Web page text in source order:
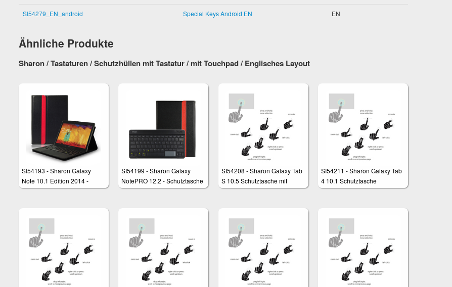
SI54279_EN_android Special Keys Android EN EN
Ähnliche Produkte
Sharon / Tastaturen / Schutzhüllen mit Tastatur / mit Touchpad / Englisches Layout
SI54193 - Sharon Galaxy
Note 10.1 Edition 2014 -
Schutzhülle mit abnehmbarer
Multitouchpad
SI54199 - Sharon Galaxy
NotePRO 12.2 - Schutztasche
für Samsung
SI54208 - Sharon Galaxy Tab
S 10.5 Schutztasche mit
herausnehmbarer Tastatur
SI54211 - Sharon Galaxy Tab
4 10.1 Schutztasche